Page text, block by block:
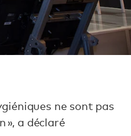
ne sont pas
», a déclaré